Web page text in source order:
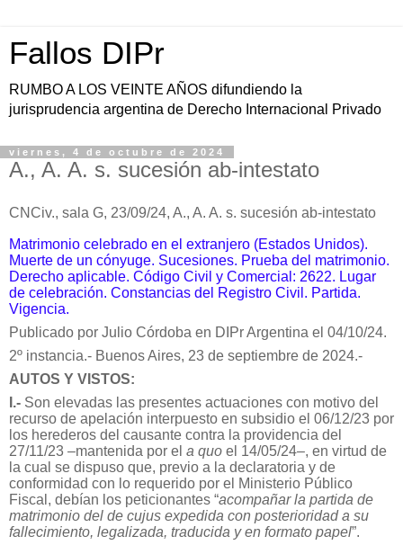
Fallos DIPr
RUMBO A LOS VEINTE AÑOS difundiendo la
jurisprudencia argentina de Derecho Internacional Privado
viernes, 4 de octubre de 2024
A., A. A. s. sucesión ab-intestato
CNCiv., sala G, 23/09/24, A., A. A. s. sucesión ab-intestato
Matrimonio celebrado en el extranjero (Estados Unidos).
Muerte de un cónyuge. Sucesiones. Prueba del matrimonio.
Derecho aplicable. Código Civil y Comercial: 2622. Lugar
de celebración. Constancias del Registro Civil. Partida.
Vigencia.
Publicado por Julio Córdoba en DIPr Argentina el 04/10/24.
2º instancia.- Buenos Aires, 23 de septiembre de 2024.-
AUTOS Y VISTOS:
I.- Son elevadas las presentes actuaciones con motivo del
recurso de apelación interpuesto en subsidio el 06/12/23 por
los herederos del causante contra la providencia del
27/11/23 –mantenida por el a quo el 14/05/24–, en virtud de
la cual se dispuso que, previo a la declaratoria y de
conformidad con lo requerido por el Ministerio Público
Fiscal, debían los peticionantes “acompañar la partida de
matrimonio del de cujus expedida con posterioridad a su
fallecimiento, legalizada, traducida y en formato papel”.